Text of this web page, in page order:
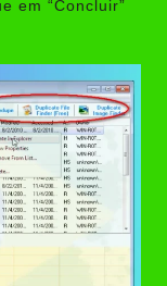
em “Concluir”